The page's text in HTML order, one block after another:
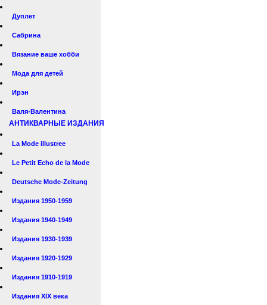
Дуплет
Сабрина
Вязание ваше хобби
Мода для детей
Ирэн
Валя-Валентина
АНТИКВАРНЫЕ ИЗДАНИЯ
La Mode illustree
Le Petit Echo de la Mode
Deutsche Mode-Zeitung
Издания 1950-1959
Издания 1940-1949
Издания 1930-1939
Издания 1920-1929
Издания 1910-1919
Издания XIX века